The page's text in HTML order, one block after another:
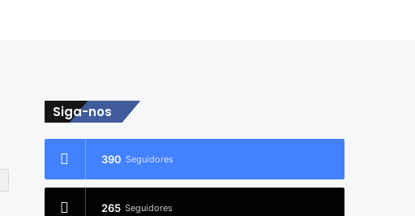
Siga-nos
390 Seguidores
265 Seguidores